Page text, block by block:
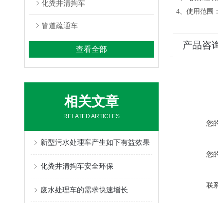
化粪井清掏车
管道疏通车
查看全部
相关文章
RELATED ARTICLES
新型污水处理车产生如下有益效果
化粪井清掏车安全环保
废水处理车的需求快速增长
4、使用范围
产品咨
您
您
联